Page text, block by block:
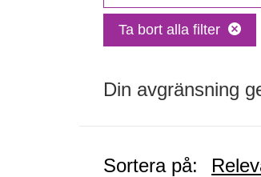
Ta bort alla filter
Din avgränsning
Sortera på: